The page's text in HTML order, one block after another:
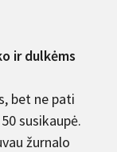
ir dulkėms
bet ne pati
susikaupė.
žurnalo